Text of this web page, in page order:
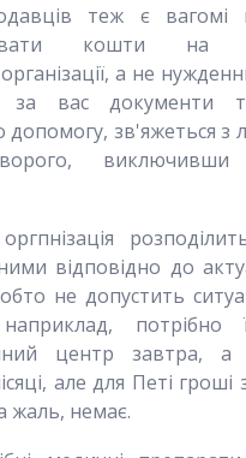
теж є вагомі
кошти на
а не
за вас документи
допомогу, зв'яжеться з
виключивши
відповідно до
не допустить
потрібно
центр завтра, а
але для Петі гроші
жаль, немає.